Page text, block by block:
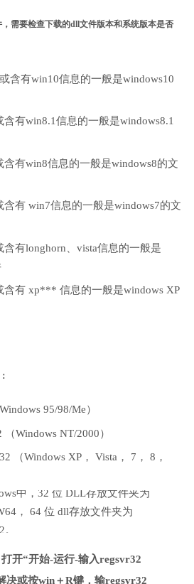
需要检查下载的dll文件版本和系统版本是否
含有win10信息的一般是windows10
含有win8.1信息的一般是windows8.1
含有win8信息的一般是windows8的文
含有 win7信息的一般是windows7的文
有longhorn、vista信息的一般是
含有 xp*** 信息的一般是windows XP
95/98/Me）
Windows NT/2000）
（Windows XP， Vista， 7， 8，
中，32 位 DLL存放文件夹为
， 64 位 dll存放文件夹为
开“开始-运行-输入regsvr32
决或按win＋R键，输regsvr32